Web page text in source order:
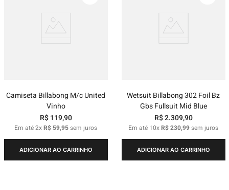
Camiseta Billabong M/c United
Vinho
R$ 119,90
Em até2xR$ 59,95sem juros
ADICIONAR AO CARRINHO
Wetsuit Billabong 302 Foil Bz
Gbs Fullsuit Mid Blue
R$2.309,90
Em até 10xR$230,99sem juros
ADICIONAR AO CARRINHO